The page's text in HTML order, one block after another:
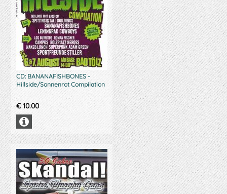
CD: BANANAFISHBONES -
Hillside/Sonnenrot Compilation
€10.00